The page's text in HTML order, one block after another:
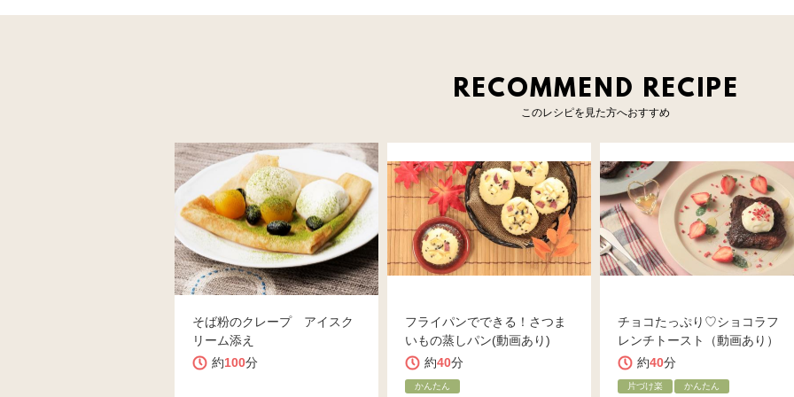
RECOMMEND RECIPE
このレシピを見た方へおすすめ
そば粉のクレープ アイスク
リーム添え
約100分
フライパンでできる！さつま
いもの蒸しパン(動画あり)
約40分
かんたん
チョコたっぷり♡ショコラフ
レンチトースト（動画あり）
約40分
片づけ楽 かんたん